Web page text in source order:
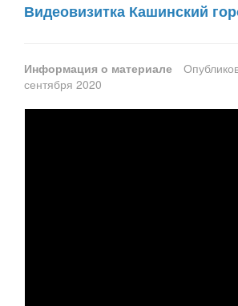
Видеовизитка Кашинский
Информация о материале
сентября 2020